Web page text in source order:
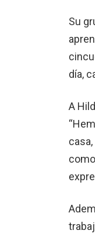
Su
día,
A